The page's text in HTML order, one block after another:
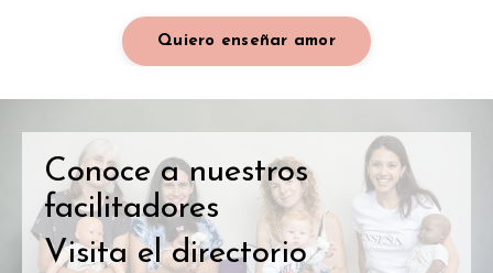
Quiero enseñar amor
Conoce a nuestros
facilitadores
Visita el directorio